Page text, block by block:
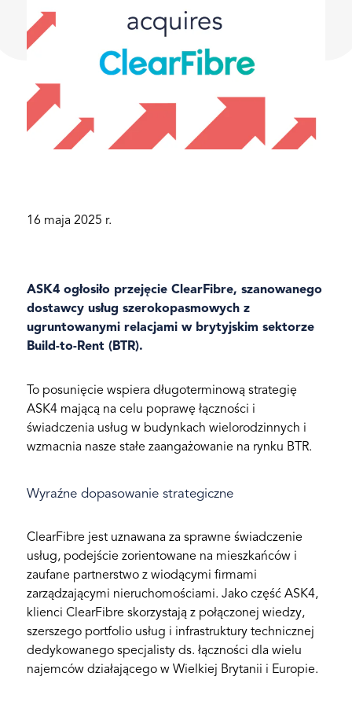
16 maja 2025 r.
ASK4 ogłosiło przejęcie ClearFibre, szanowanego
dostawcy usług szerokopasmowych z
ugruntowanymi relacjami w brytyjskim sektorze
Build-to-Rent (BTR).
To posunięcie wspiera długoterminową strategię
ASK4 mającą na celu poprawę łączności i
świadczenia usług w budynkach wielorodzinnych i
wzmacnia nasze stałe zaangażowanie na rynku BTR.
Wyraźne dopasowanie strategiczne
ClearFibre jest uznawana za sprawne świadczenie
usług, podejście zorientowane na mieszkańców i
zaufane partnerstwo z wiodącymi firmami
zarządzającymi nieruchomościami. Jako część ASK4,
klienci ClearFibre skorzystają z połączonej wiedzy,
szerszego portfolio usług i infrastruktury technicznej
dedykowanego specjalisty ds. łączności dla wielu
najemców działającego w Wielkiej Brytanii i Europie.